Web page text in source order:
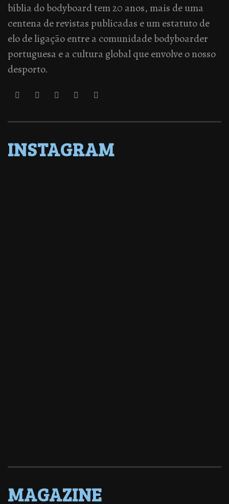
bíblia do bodyboard tem 20 anos, mais de uma
centena de revistas publicadas e um estatuto de
elo de ligação entre a comunidade bodyboarder
portuguesa e a cultura global que envolve o nosso
desporto.
INSTAGRAM
MAGAZINE